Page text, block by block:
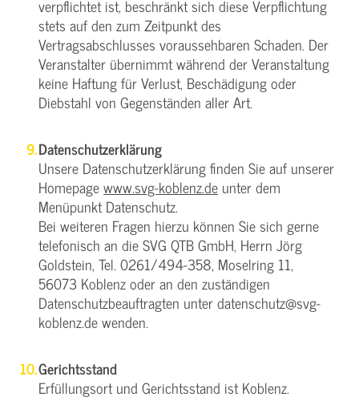
verpflichtet ist, beschränkt sich diese Verpflichtung
stets auf den zum Zeitpunkt des
Vertragsabschlusses voraussehbaren Schaden. Der
Veranstalter übernimmt während der Veranstaltung
keine Haftung für Verlust, Beschädigung oder
Diebstahl von Gegenständen aller Art.
Datenschutzerklärung
Unsere Datenschutzerklärung finden Sie auf unserer
Homepagewww.svg-koblenz.de unter dem
Menüpunkt Datenschutz.
Bei weiteren Fragen hierzu können Sie sich gerne
telefonisch an die SVG QTB GmbH, Herrn Jörg
Goldstein, Tel. 0261/494-358, Moselring 11,
56073 Koblenz oder an den zuständigen
Datenschutzbeauftragten unter datenschutz@svg-
koblenz.de wenden.
Gerichtsstand
Erfüllungsort und Gerichtsstand ist Koblenz.